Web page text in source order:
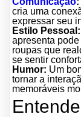
cria uma
expressar seu
Estilo Pessoal:
apresenta
roupas que
se sentir
Humor: Um
tornar a
memoráveis